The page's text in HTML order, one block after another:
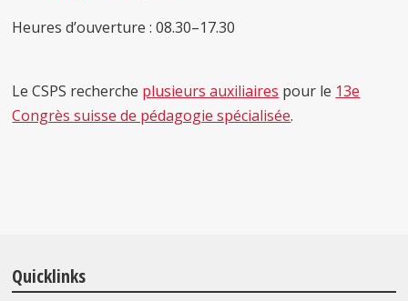
Heures d’ouverture : 08.30–17.30
Le CSPS recherche plusieurs auxiliaires pour le 13e
Congrès suisse de pédagogie spécialisée.
Quicklinks